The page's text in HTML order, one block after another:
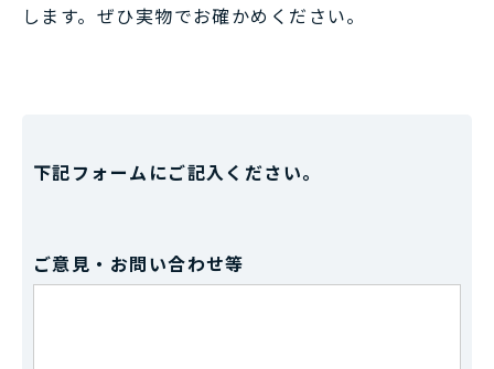
します。ぜひ実物でお確かめください。
下記フォームにご記入ください。
ご意見・お問い合わせ等